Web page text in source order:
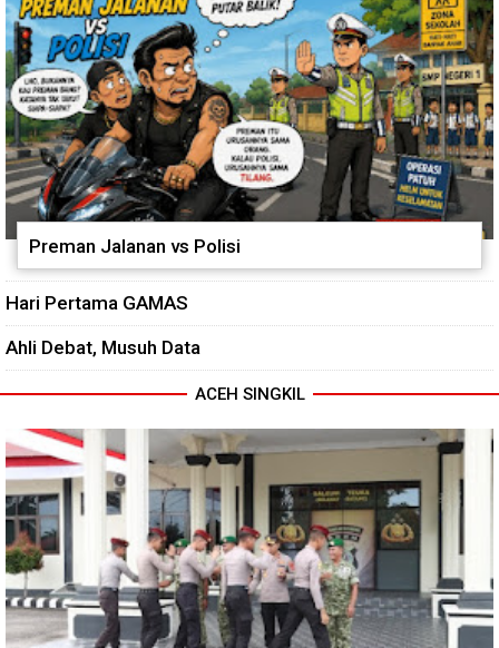
Preman Jalanan vs Polisi
Hari Pertama GAMAS
Ahli Debat, Musuh Data
ACEH SINGKIL